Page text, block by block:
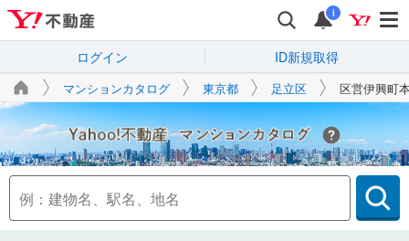
i
ログイン ID新規取得
マンションカタログ 東京都 足立区 区営伊興町
Yahoo!不動産